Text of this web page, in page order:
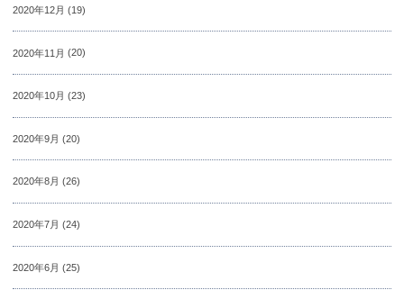
2020年12月 (19)
2020年11月 (20)
2020年10月 (23)
2020年9月 (20)
2020年8月 (26)
2020年7月 (24)
2020年6月 (25)